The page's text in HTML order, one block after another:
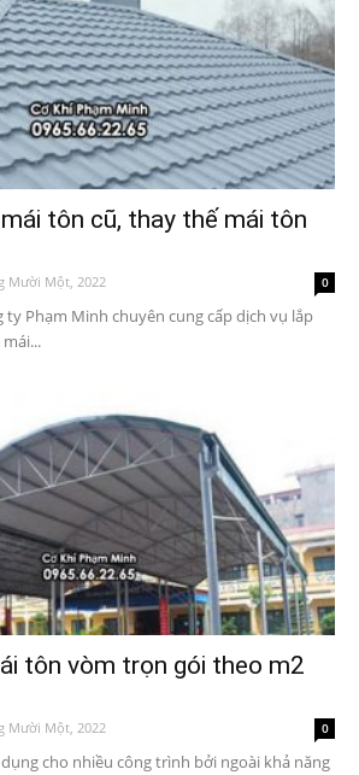
tôn cũ, thay thế mái tôn
Mười Một, 2022 0
ty Phạm Minh chuyên cung cấp dịch vụ lắp
tôn vòm trọn gói theo m2
Mười Một, 2022 0
cho nhiều công trình bởi ngoài khả năng